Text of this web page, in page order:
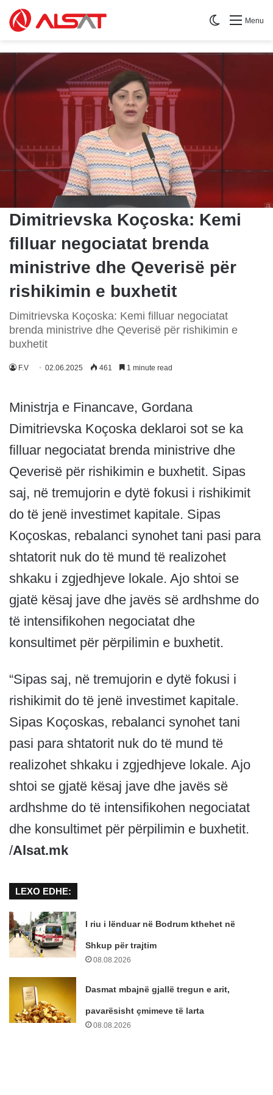
Menu
Switch skin
Dimitrievska Koçoska: Kemi
filluar negociatat brenda
ministrive dhe Qeverisë për
rishikimin e buxhetit
Dimitrievska Koçoska: Kemi filluar negociatat
brenda ministrive dhe Qeverisë për rishikimin e
buxhetit
F.V 02.06.2025 461 1 minute read
Ministrja e Financave, Gordana
Dimitrievska Koçoska deklaroi sot se ka
filluar negociatat brenda ministrive dhe
Qeverisë për rishikimin e buxhetit. Sipas
saj, në tremujorin e dytë fokusi i rishikimit
do të jenë investimet kapitale. Sipas
Koçoskas, rebalanci synohet tani pasi para
shtatorit nuk do të mund të realizohet
shkaku i zgjedhjeve lokale. Ajo shtoi se
gjatë kësaj jave dhe javës së ardhshme do
të intensifikohen negociatat dhe
konsultimet për përpilimin e buxhetit.
“Sipas saj, në tremujorin e dytë fokusi i
rishikimit do të jenë investimet kapitale.
Sipas Koçoskas, rebalanci synohet tani
pasi para shtatorit nuk do të mund të
realizohet shkaku i zgjedhjeve lokale. Ajo
shtoi se gjatë kësaj jave dhe javës së
ardhshme do të intensifikohen negociatat
dhe konsultimet për përpilimin e buxhetit.
/Alsat.mk
LEXO EDHE:
I riu i lënduar në Bodrum kthehet në
Shkup për trajtim
08.08.2026
Dasmat mbajnë gjallë tregun e arit,
pavarësisht çmimeve të larta
08.08.2026